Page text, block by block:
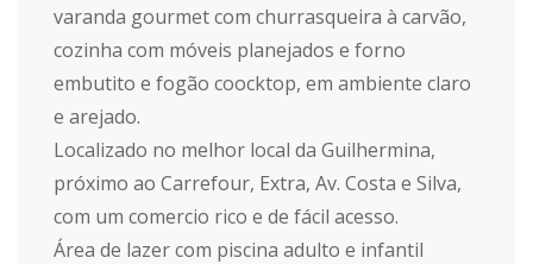
varanda gourmet com churrasqueira à carvão,
cozinha com móveis planejados e forno
embutito e fogão coocktop, em ambiente claro
e arejado.
Localizado no melhor local da Guilhermina,
próximo ao Carrefour, Extra, Av. Costa e Silva,
com um comercio rico e de fácil acesso.
Área de lazer com piscina adulto e infantil